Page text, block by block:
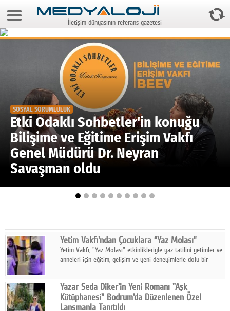
8 Ağustos 2026 19:29:23
Video Galeri
Gazeteler
Medya
Reyting-tiraj
Teknoloji
Televizyon
Facebook
Diziler
Karikatür
Youtube
İletişim dünyasının referans gazetesi
SOSYAL SORUMLULUK
Etki Odaklı Sohbetler'in konuğu
Bilişime ve Eğitime Erişim Vakfı
Genel Müdürü Dr. Neyran
Savaşman oldu
Yetim Vakfı'ndan Çocuklara “Yaz Molası”
Yetim Vakfı, "Yaz Molası" etkinlikleriyle yaz tatilini yetimler ve
anneleri için eğitim, gelişim ve yeni deneyimlerle dolu bir
Yazar Seda Diker'in Yeni Romanı "Aşk
Kütüphanesi" Bodrum'da Düzenlenen Özel
Lansmanla Tanıtıldı